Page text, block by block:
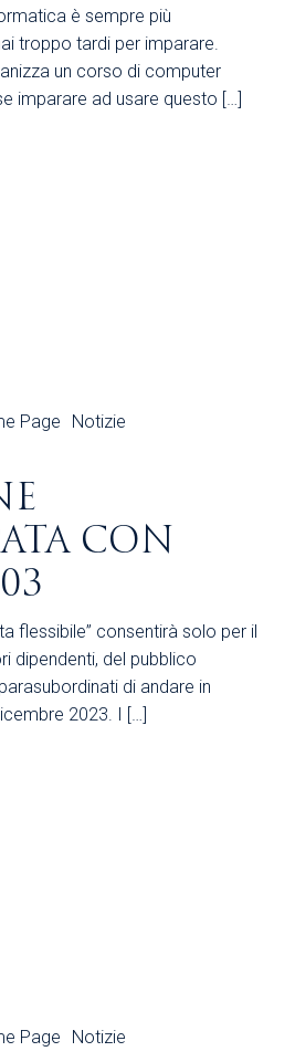
è sempre più
troppo tardi per imparare.
un corso di computer
imparare ad usare questo […]
Page
Notizie
CON
flessibile” consentirà solo per il
dipendenti, del pubblico
di andare in
2023. I […]
Page Notizie